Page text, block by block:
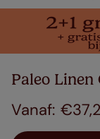
Paleo Linen
€37,